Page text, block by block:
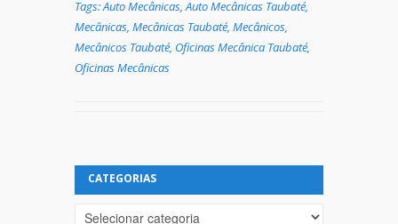
Tags:Auto Mecânicas,Auto Mecânicas Taubaté,
Mecânicas, Mecânicas Taubaté, Mecânicos,
Mecânicos Taubaté, Oficinas Mecânica Taubaté,
Oficinas Mecânicas
CATEGORIAS
Categorias